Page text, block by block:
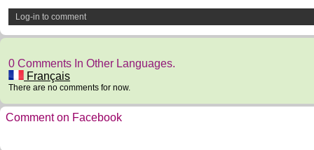
Log-in to comment
0 Comments In Other Languages.
Français
There are no comments for now.
Comment on Facebook